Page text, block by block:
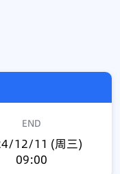
END
12/11 (周三)
09:00